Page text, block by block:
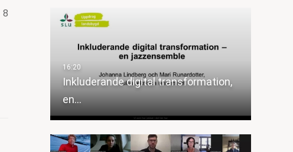
8
Inkluderande digital transformation,
en…